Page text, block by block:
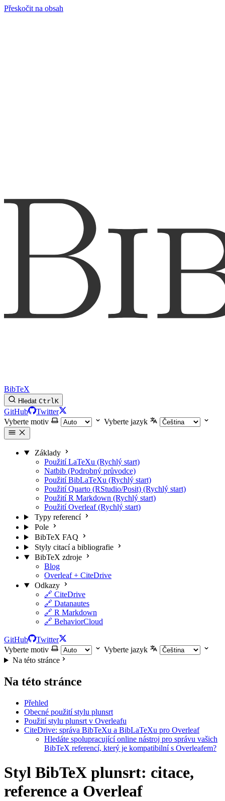
Přeskočit na obsah
BibTeX
Hledat CtrlK
GitHub
Twitter
Vyberte motiv
Vyberte jazyk
Základy
Použití LaTeXu (Rychlý start)
Natbib (Podrobný průvodce)
Použití BibLaTeXu (Rychlý start)
Použití Quarto (RStudio/Posit) (Rychlý start)
Použití R Markdown (Rychlý start)
Použití Overleaf (Rychlý start)
Typy referencí
Pole
BibTeX FAQ
Styly citací a bibliografie
BibTeX zdroje
Blog
Overleaf + CiteDrive
Odkazy
🔗 CiteDrive
🔗 Datanautes
🔗 R Markdown
🔗 BehaviorCloud
GitHub
Twitter
Vyberte motiv
Vyberte jazyk
Na této stránce
Na této stránce
Přehled
Obecné použití stylu plunsrt
Použití stylu plunsrt v Overleafu
CiteDrive: správa BibTeXu a BibLaTeXu pro Overleaf
Hledáte spolupracující online nástroj pro správu vašich
BibTeX referencí, který je kompatibilní s Overleafem?
Styl BibTeX plunsrt: citace,
reference a Overleaf